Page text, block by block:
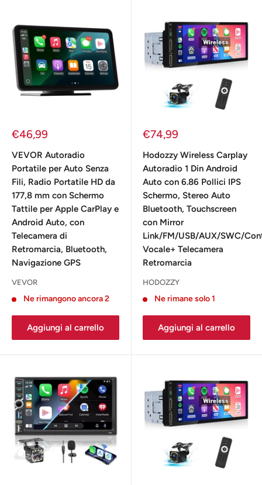
Prezzo
€46,99
VEVOR Autoradio
Portatile per Auto Senza
Fili, Radio Portatile HD da
177,8 mm con Schermo
Tattile per Apple CarPlay e
Android Auto, con
Telecamera di
Retromarcia, Bluetooth,
Navigazione GPS
VEVOR
Ne rimangono ancora 2
Aggiungi al carrello
Prezzo
€74,99
Hodozzy Wireless Carplay
Autoradio 1 Din Android
Auto con 6.86 Pollici IPS
Schermo, Stereo Auto
Bluetooth, Touchscreen
con Mirror
Link/FM/USB/AUX/SWC/
Vocale+ Telecamera
Retromarcia
HODOZZY
Ne rimane solo 1
Aggiungi al carrello